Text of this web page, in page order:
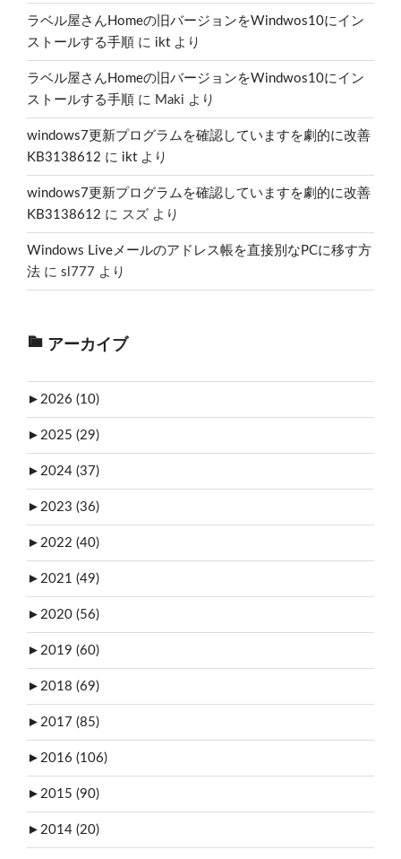
ラベル屋さんHomeの旧バージョンをWindwos10にイン
ストールする手順 に ikt より
ラベル屋さんHomeの旧バージョンをWindwos10にイン
ストールする手順 に Maki より
windows7更新プログラムを確認していますを劇的に改善
KB3138612 に ikt より
windows7更新プログラムを確認していますを劇的に改善
KB3138612 に スズ より
Windows Liveメールのアドレス帳を直接別なPCに移す方
法 に sl777 より
アーカイブ
► 2026 (10)
► 2025 (29)
► 2024 (37)
► 2023 (36)
► 2022 (40)
► 2021 (49)
► 2020 (56)
► 2019 (60)
► 2018 (69)
► 2017 (85)
► 2016 (106)
► 2015 (90)
► 2014 (20)